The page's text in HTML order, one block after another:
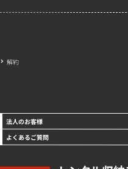
解約
法人のお客様
よくあるご質問